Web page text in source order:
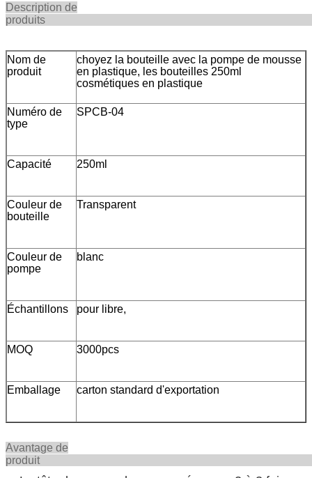
Description de
Nom de
produit
choyez la bouteille avec la pompe de mousse
en plastique, les bouteilles 250ml
cosmétiques en plastique
Numéro de
type
SPCB-04
Capacité 250ml
Couleur de
bouteille
Transparent
Couleur de
pompe
blanc
Échantillons pour libre,
MOQ 3000pcs
Emballage carton standard d'exportation
Avantage de